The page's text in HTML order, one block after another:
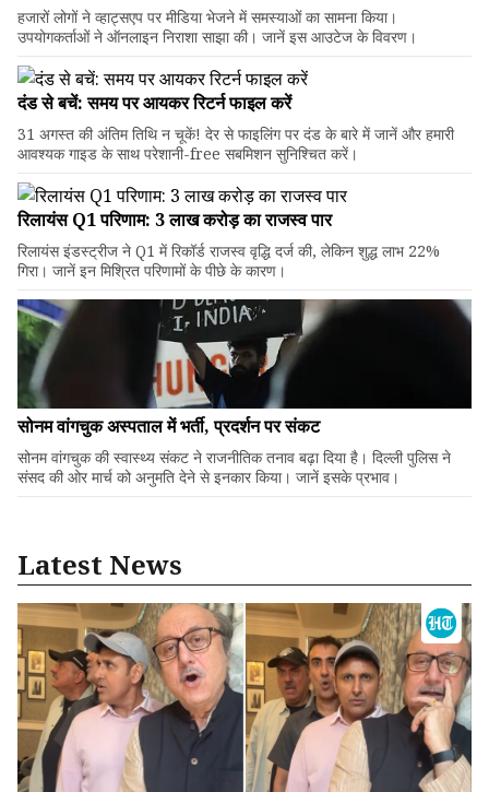
हजारों लोगों ने व्हाट्सएप पर मीडिया भेजने में समस्याओं का सामना किया।
उपयोगकर्ताओं ने ऑनलाइन निराशा साझा की। जानें इस आउटेज के विवरण।
दंड से बचें: समय पर आयकर रिटर्न फाइल करें
31 अगस्त की अंतिम तिथि न चूकें! देर से फाइलिंग पर दंड के बारे में जानें और हमारी
आवश्यक गाइड के साथ परेशानी-free सबमिशन सुनिश्चित करें।
रिलायंस Q1 परिणाम: ₹3 लाख करोड़ का राजस्व पार
रिलायंस इंडस्ट्रीज ने Q1 में रिकॉर्ड राजस्व वृद्धि दर्ज की, लेकिन शुद्ध लाभ 22%
गिरा। जानें इन मिश्रित परिणामों के पीछे के कारण।
सोनम वांगचुक अस्पताल में भर्ती, प्रदर्शन पर संकट
सोनम वांगचुक की स्वास्थ्य संकट ने राजनीतिक तनाव बढ़ा दिया है। दिल्ली पुलिस ने
संसद की ओर मार्च को अनुमति देने से इनकार किया। जानें इसके प्रभाव।
Latest News